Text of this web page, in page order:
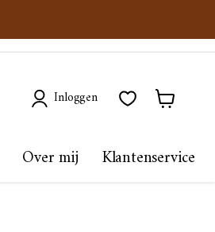
Inloggen
Over mij Klantenservice